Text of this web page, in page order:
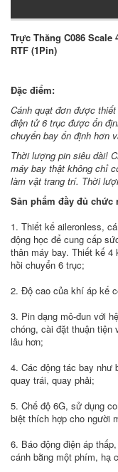
Trực Thăng C086 Scale
RTF (1Pin)
Đặc điểm:
Cánh quạt đơn được
điện tử 6 trục được ổn
chuyến bay ổn định hơn
Thời lượng pin siêu dài!
máy bay thật không chỉ
làm vật trang trí. Thời
Sản phẩm đầy đủ chức
1. Thiết kế aileronless,
động học để cung cấp
thân máy bay. Thiết kế 4
hồi chuyển 6 trục;
2. Độ cao của khí áp kế
3. Pin dạng mô-đun với
chóng, cài đặt thuận tiện
lâu hơn;
4. Các động tác bay như
quay trái, quay phải;
5. Chế độ 6G, sử dụng
biệt thích hợp cho người
6. Báo động điện áp
cánh bằng một phím, hạ